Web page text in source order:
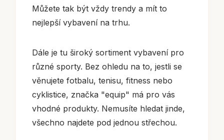
Můžete tak být vždy trendy a mít to
nejlepší vybavení na trhu.
Dále je tu široký sortiment vybavení pro
různé sporty. Bez ohledu na to, jestli se
věnujete fotbalu, tenisu, fitness nebo
cyklistice, značka "equip" má pro vás
vhodné produkty. Nemusíte hledat jinde,
všechno najdete pod jednou střechou.